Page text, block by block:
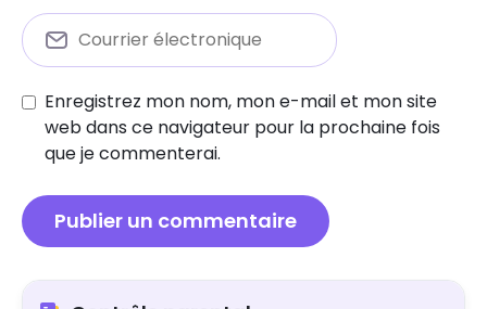
Enregistrez mon nom, mon e-mail et mon site
web dans ce navigateur pour la prochaine fois
que je commenterai.